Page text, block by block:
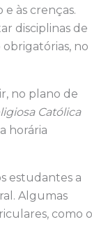
às crenças.
disciplinas de
obrigatórias, no
no plano de
Católica
horária
estudantes a
Algumas
como o